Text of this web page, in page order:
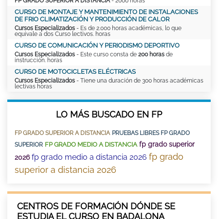
CURSO DE MONTAJE Y MANTENIMIENTO DE INSTALACIONES
DE FRIO CLIMATIZACIÓN Y PRODUCCIÓN DE CALOR
Cursos Especializados - Es de 2.000 horas académicas, lo que
equivale a dos Curso lectivos. horas
CURSO DE COMUNICACIÓN Y PERIODISMO DEPORTIVO
Cursos Especializados - Este curso consta de 200 horas de
instrucción. horas
CURSO DE MOTOCICLETAS ELÉCTRICAS
Cursos Especializados - Tiene una duración de 300 horas académicas
lectivas horas
LO MÁS BUSCADO EN FP
FP GRADO SUPERIOR A DISTANCIA PRUEBAS LIBRES FP GRADO
SUPERIOR FP GRADO MEDIO A DISTANCIA fp grado superior
2026 fp grado medio a distancia 2026 fp grado
superior a distancia 2026
CENTROS DE FORMACIÓN DÓNDE SE
ESTUDIA EL CURSO EN BADALONA